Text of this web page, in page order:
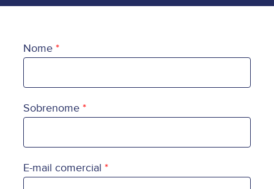
Nome
Sobrenome
E-mail comercial